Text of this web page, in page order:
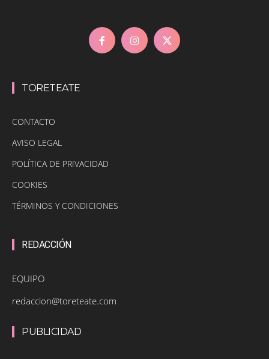
TORETEATE
CONTACTO
AVISO LEGAL
POLÍTICA DE PRIVACIDAD
COOKIES
TÉRMINOS Y CONDICIONES
REDACCIÓN
EQUIPO
redaccion@toreteate.com
PUBLICIDAD